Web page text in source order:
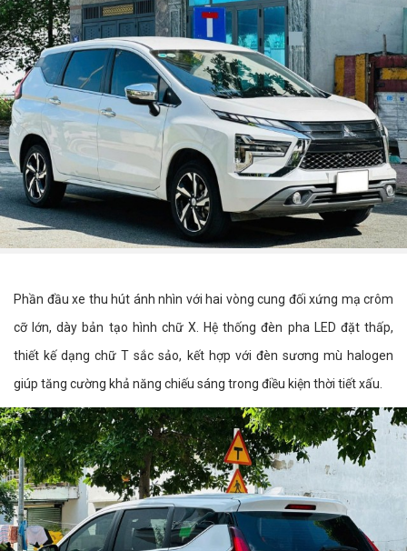
Phần đầu xe thu hút ánh nhìn với hai vòng cung đối xứng mạ crôm
cỡ lớn, dày bản tạo hình chữ X. Hệ thống đèn pha LED đặt thấp,
thiết kế dạng chữ T sắc sảo, kết hợp với đèn sương mù halogen
giúp tăng cường khả năng chiếu sáng trong điều kiện thời tiết xấu.